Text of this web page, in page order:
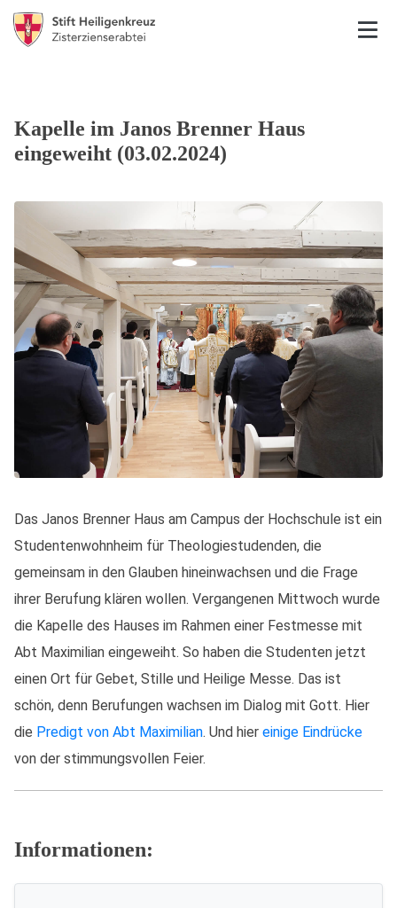
Kapelle im Janos Brenner Haus
eingeweiht (03.02.2024)
Das Janos Brenner Haus am Campus der Hochschule ist ein
Studentenwohnheim für Theologiestudenden, die
gemeinsam in den Glauben hineinwachsen und die Frage
ihrer Berufung klären wollen. Vergangenen Mittwoch wurde
die Kapelle des Hauses im Rahmen einer Festmesse mit
Abt Maximilian eingeweiht. So haben die Studenten jetzt
einen Ort für Gebet, Stille und Heilige Messe. Das ist
schön, denn Berufungen wachsen im Dialog mit Gott. Hier
die Predigt von Abt Maximilian. Und hier einige Eindrücke
von der stimmungsvollen Feier.
Informationen: